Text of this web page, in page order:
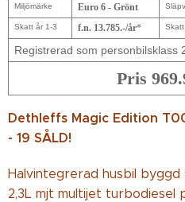
Miljömärke Euro 6 - Grönt
Skatt år 1-3 f.n. 13.785.-/år*
Registrerad som personbilsklass
Pris
Dethleffs Magic Edition
- 19 SÅLD!
Halvintegrerad husbil byggd
2,3L mjt multijet turbodiesel